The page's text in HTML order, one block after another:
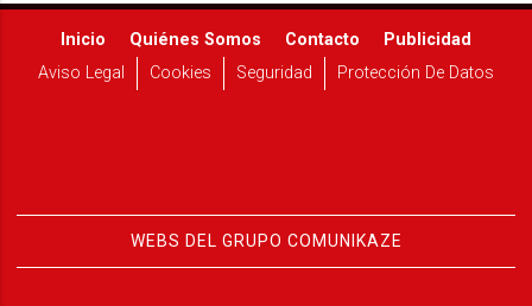
Inicio Quiénes Somos Contacto
Publicidad
Aviso Legal
Cookies Seguridad Protección De Datos
WEBS DEL GRUPO COMUNIKAZE